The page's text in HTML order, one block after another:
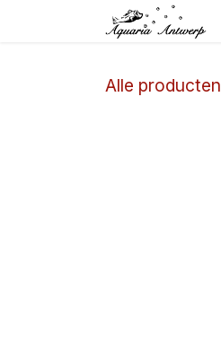
Overslaan naar inhoud
Alle producten